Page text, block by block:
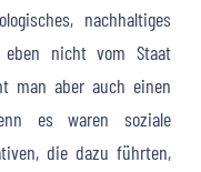
nachhaltiges
nicht vom Staat
man aber auch einen
es waren soziale
die dazu führten,